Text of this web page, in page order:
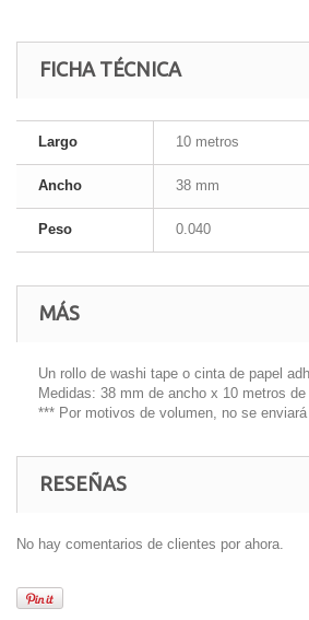
FICHA TÉCNICA
Largo 10 metros
Ancho 38 mm
Peso 0.040
MÁS
Un rollo de washi tape o cinta de papel
Medidas: 38 mm de ancho x 10 metros de
*** Por motivos de volumen, no se
RESEÑAS
No hay comentarios de clientes por ahora.